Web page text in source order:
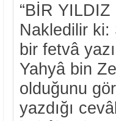
“BİR YILDIZ
Nakledilir ki:
bir fetvâ
Yahyâ bin
olduğunu
yazdığı